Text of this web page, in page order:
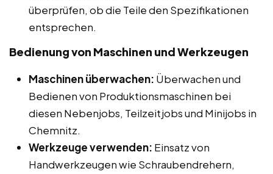
überprüfen, ob die Teile den Spezifikationen
entsprechen.
Bedienung von Maschinen und Werkzeugen
Maschinen überwachen: Überwachen und
Bedienen von Produktionsmaschinen bei
diesen Nebenjobs, Teilzeitjobs und Minijobs in
Chemnitz.
Werkzeuge verwenden: Einsatz von
Handwerkzeugen wie Schraubendrehern,